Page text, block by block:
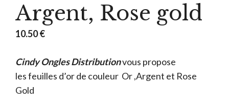
Argent, Rose gold
10.50€
Cindy Ongles Distributionvous propose
les feuilles d’or de couleur Or ,Argent et Rose
Gold